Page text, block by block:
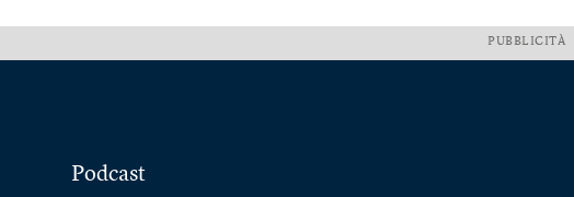
PUBBLICITÀ
Podcast